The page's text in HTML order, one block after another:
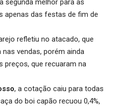
segunda melhor para as
apenas das festas de fim de
refletiu no atacado, que
vendas, porém ainda
preços, que recuaram na
, a cotação caiu para todas
do boi capão recuou 0,4%,